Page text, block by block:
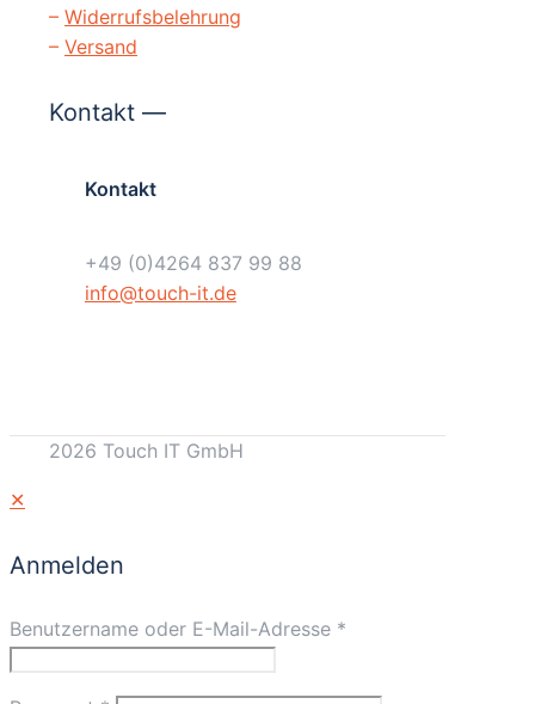
– Widerrufsbelehrung
– Versand
Kontakt —
Kontakt
+49 (0)4264 837 99 88
info@touch-it.de
2026 Touch IT GmbH
✕
Anmelden
Benutzername oder E-Mail-Adresse *